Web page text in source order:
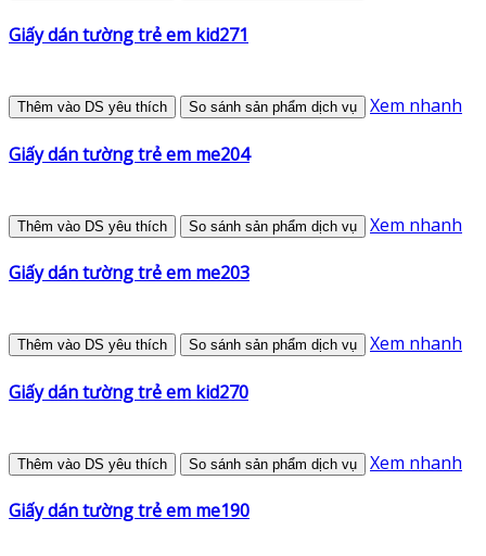
Giấy dán tường trẻ em kid271
Thêm vào DS yêu thích So sánh sản phẩm dịch vụ Xem nhanh
Giấy dán tường trẻ em me204
Thêm vào DS yêu thích So sánh sản phẩm dịch vụ Xem nhanh
Giấy dán tường trẻ em me203
Thêm vào DS yêu thích So sánh sản phẩm dịch vụ Xem nhanh
Giấy dán tường trẻ em kid270
Thêm vào DS yêu thích So sánh sản phẩm dịch vụ Xem nhanh
Giấy dán tường trẻ em me190